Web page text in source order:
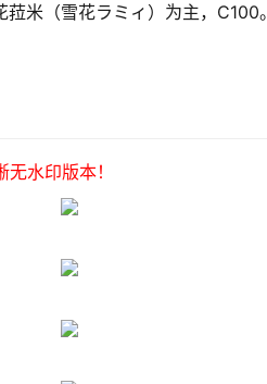
米（雪花ラミィ）为主，C100。
水印版本！